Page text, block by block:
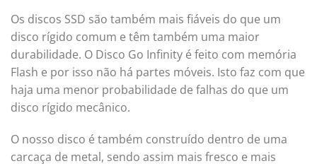
Os discos SSD são também mais fiáveis do que um
disco rígido comum e têm também uma maior
durabilidade. O Disco Go Infinity é feito com memória
Flash e por isso não há partes móveis. Isto faz com que
haja uma menor probabilidade de falhas do que um
disco rígido mecânico.
O nosso disco é também construído dentro de uma
carcaça de metal, sendo assim mais fresco e mais